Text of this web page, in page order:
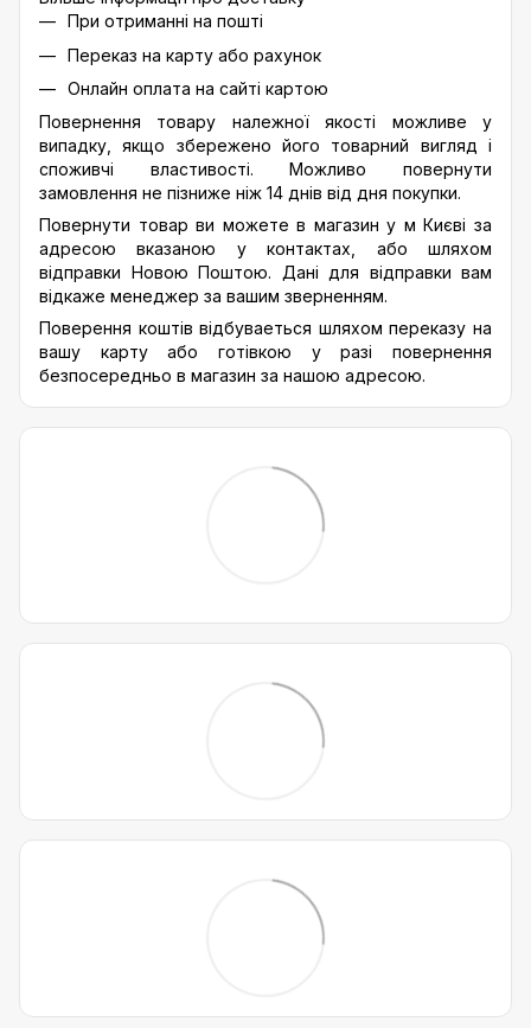
При отриманні на пошті
Переказ на карту або рахунок
Онлайн оплата на сайті картою
Повернення товару належної якості можливе у
випадку, якщо збережено його товарний вигляд і
споживчі властивості. Можливо повернути
замовлення не пізниже ніж 14 днів від дня покупки.
Повернути товар ви можете в магазин у м Києві за
адресою вказаною у контактах, або шляхом
відправки Новою Поштою. Дані для відправки вам
відкаже менеджер за вашим зверненням.
Поверення коштів відбуваеться шляхом переказу на
вашу карту або готівкою у разі повернення
безпосередньо в магазин за нашою адресою.